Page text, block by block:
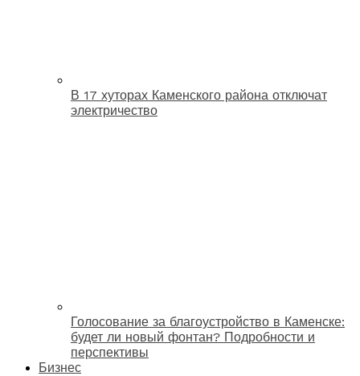
В 17 хуторах Каменского района отключат
электричество
Голосование за благоустройство в Каменске:
будет ли новый фонтан? Подробности и
перспективы
Бизнес